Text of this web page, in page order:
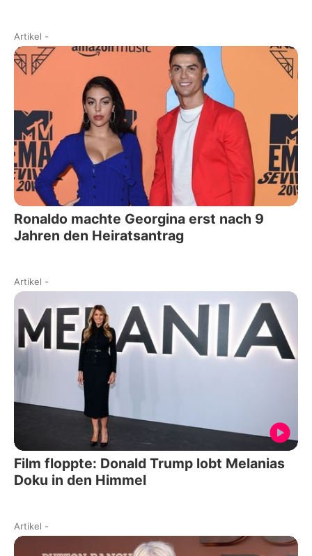
Artikel -
Ronaldo machte Georgina erst nach 9
Jahren den Heiratsantrag
Artikel -
Film floppte: Donald Trump lobt Melanias
Doku in den Himmel
Artikel -